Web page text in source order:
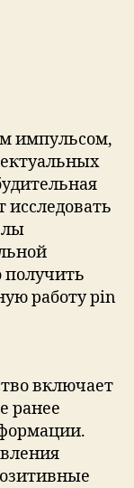
импульсом,
исследовать
работу pin
включает
ранее